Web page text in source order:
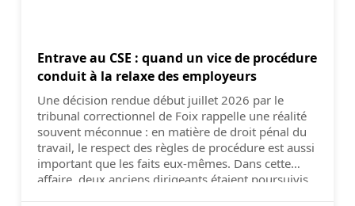
Entrave au CSE : quand un vice de procédure
conduit à la relaxe des employeurs
Une décision rendue début juillet 2026 par le
tribunal correctionnel de Foix rappelle une réalité
souvent méconnue : en matière de droit pénal du
travail, le respect des règles de procédure est aussi
important que les faits eux-mêmes. Dans cette
affaire, deux anciens dirigeants étaient poursuivis